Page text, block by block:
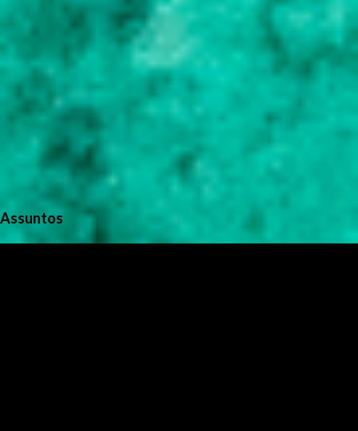
Assuntos